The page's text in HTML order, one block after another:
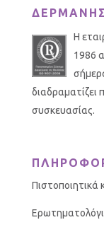
Η
1986
συσκευασίας.